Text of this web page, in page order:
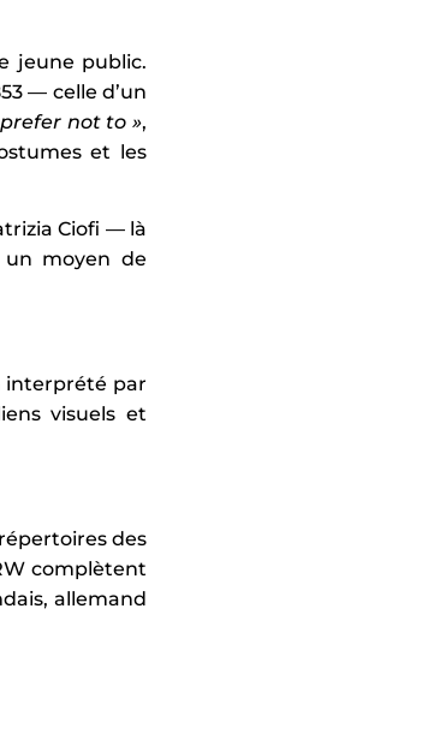
jeune public.
— celle d’un
not to »,
et les
Ciofi — là
un moyen de
interprété par
visuels et
des
complètent
allemand